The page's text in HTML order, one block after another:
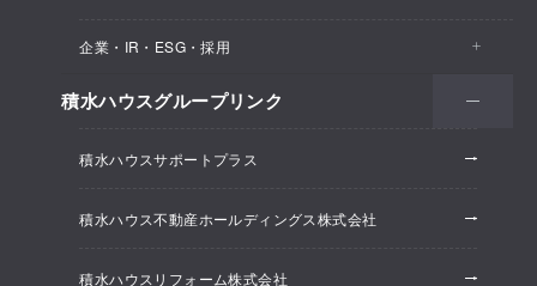
保育所・教育支援施設
オフィス・事務所
建築実例
オフィス系開発事業
ホテル系開発事業
大規模開発事業
企業・IR・ESG・採用
会社情報
株主・投資家情報
ESG経営
積水ハウスグループリンク
積水ハウスサポートプラス
積水ハウス不動産ホールディングス株式会社
積水ハウスリフォーム株式会社